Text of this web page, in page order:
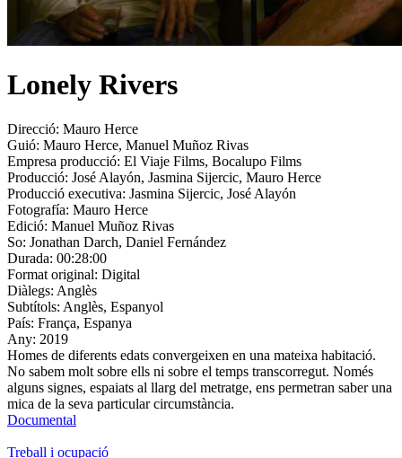
Lonely Rivers
Direcció: Mauro Herce
Guió: Mauro Herce, Manuel Muñoz Rivas
Empresa producció: El Viaje Films, Bocalupo Films
Producció: José Alayón, Jasmina Sijercic, Mauro Herce
Producció executiva: Jasmina Sijercic, José Alayón
Fotografía: Mauro Herce
Edició: Manuel Muñoz Rivas
So: Jonathan Darch, Daniel Fernández
Durada: 00:28:00
Format original: Digital
Diàlegs: Anglès
Subtítols: Anglès, Espanyol
País: França, Espanya
Any: 2019
Homes de diferents edats convergeixen en una mateixa habitació.
No sabem molt sobre ells ni sobre el temps transcorregut. Només
alguns signes, espaiats al llarg del metratge, ens permetran saber una
mica de la seva particular circumstància.
Documental
Treball i ocupació